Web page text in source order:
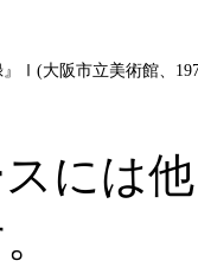
』Ⅰ(大阪市立美術館、
には